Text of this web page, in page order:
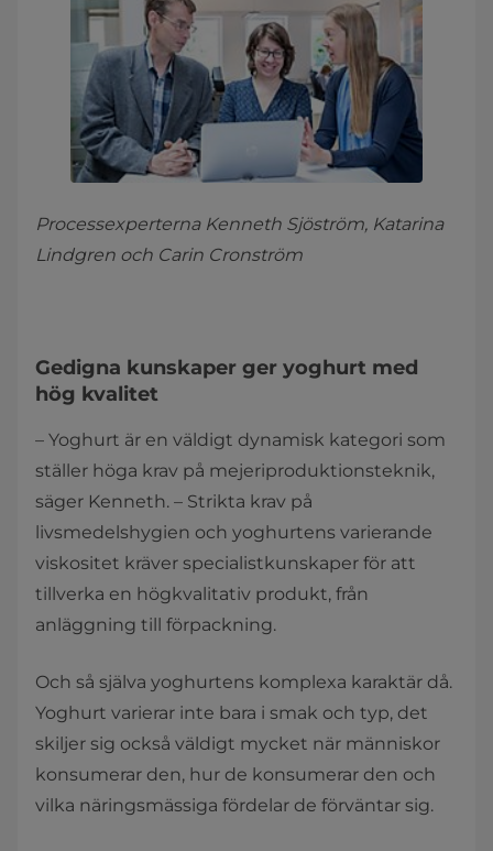
Processexperterna Kenneth Sjöström, Katarina
Lindgren och Carin Cronström
Gedigna kunskaper ger yoghurt med
hög kvalitet
– Yoghurt är en väldigt dynamisk kategori som
ställer höga krav på mejeriproduktionsteknik,
säger Kenneth. – Strikta krav på
livsmedelshygien och yoghurtens varierande
viskositet kräver specialistkunskaper för att
tillverka en högkvalitativ produkt, från
anläggning till förpackning.
Och så själva yoghurtens komplexa karaktär då.
Yoghurt varierar inte bara i smak och typ, det
skiljer sig också väldigt mycket när människor
konsumerar den, hur de konsumerar den och
vilka näringsmässiga fördelar de förväntar sig.